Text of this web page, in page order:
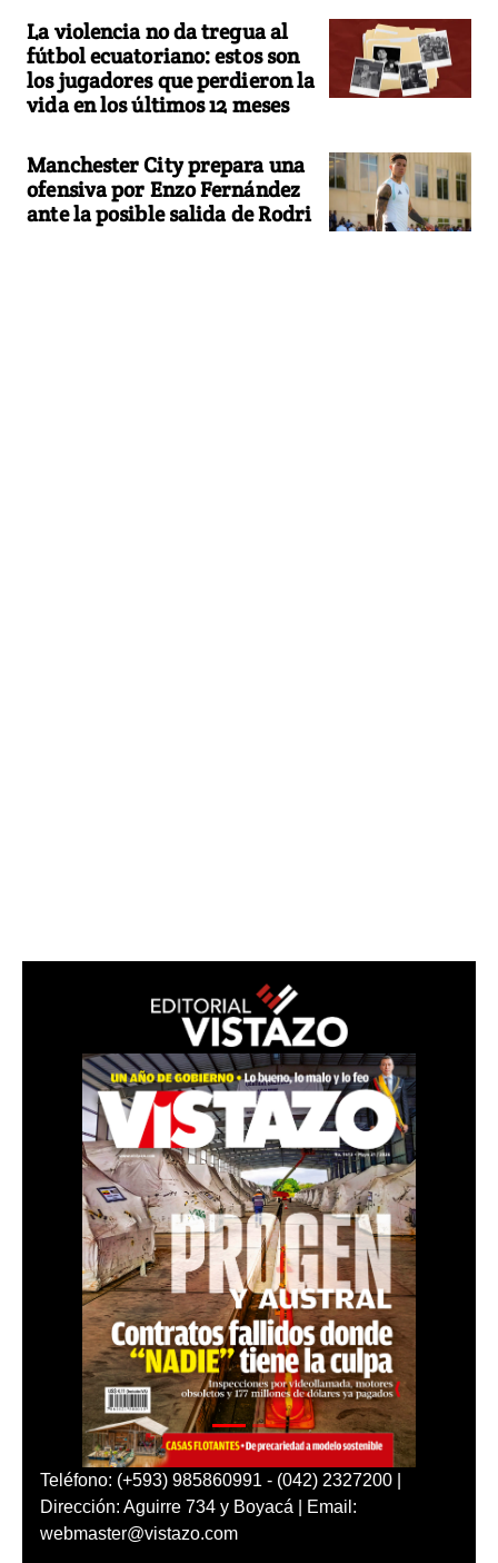
La violencia no da tregua al
fútbol ecuatoriano: estos son
los jugadores que perdieron la
vida en los últimos 12 meses
Manchester City prepara una
ofensiva por Enzo Fernández
ante la posible salida de Rodri
Teléfono: (+593) 985860991 - (042) 2327200 |
Dirección: Aguirre 734 y Boyacá | Email:
webmaster@vistazo.com